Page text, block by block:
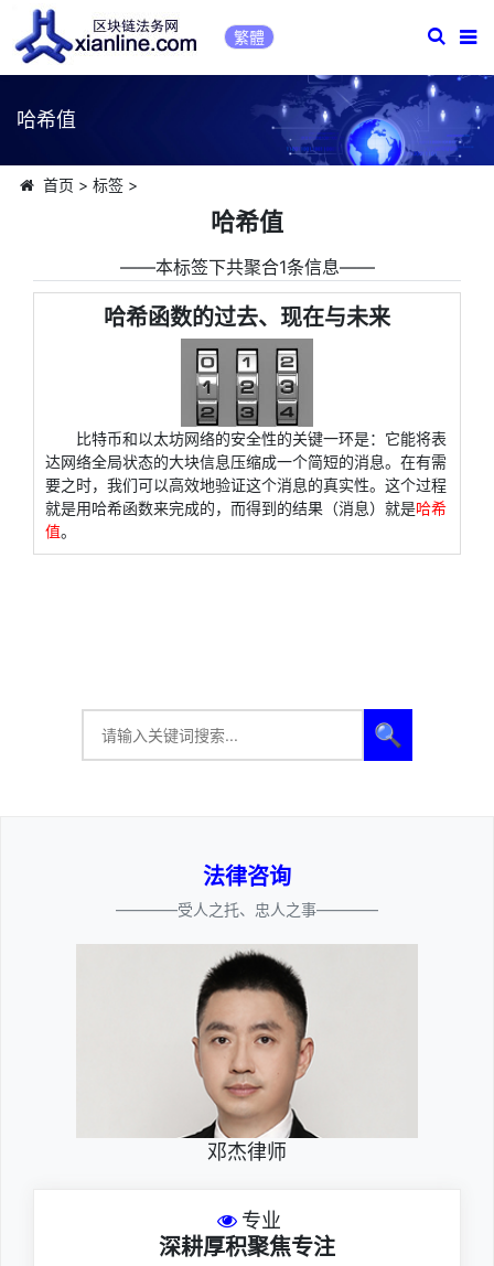
繁體
哈希值
首页 > 标签>
哈希值
――本标签下共聚合1条信息――
哈希函数的过去、现在与未来
比特币和以太坊网络的安全性的关键一环是：它能将表
达网络全局状态的大块信息压缩成一个简短的消息。在有需
要之时，我们可以高效地验证这个消息的真实性。这个过程
就是用哈希函数来完成的，而得到的结果（消息）就是哈希
值。
🔍
法律咨询
————受人之托、忠人之事————
邓杰律师
专业
深耕厚积聚焦专注